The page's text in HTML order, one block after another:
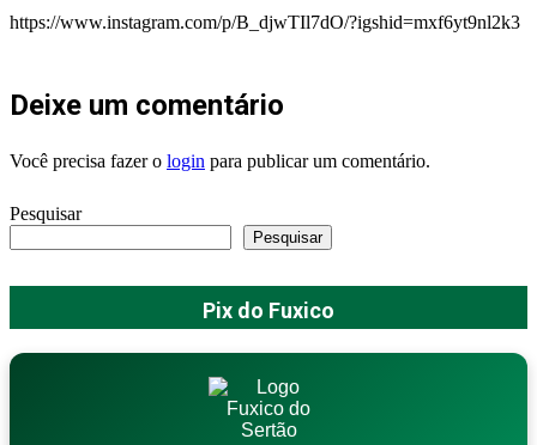
https://www.instagram.com/p/B_djwTIl7dO/?igshid=mxf6yt9nl2k3
Deixe um comentário
Você precisa fazer o login para publicar um comentário.
Pesquisar
Pesquisar
Pix do Fuxico